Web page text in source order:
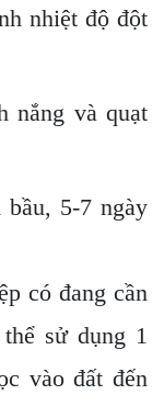
nhiệt độ đột
nắng và quạt
5-7 ngày
có đang cần
sử dụng 1
vào đất đến